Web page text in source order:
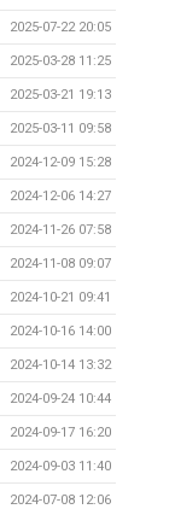
2025-07-22 20:05
2025-03-28 11:25
2025-03-21 19:13
2025-03-11 09:58
2024-12-09 15:28
2024-12-06 14:27
2024-11-26 07:58
2024-11-08 09:07
2024-10-21 09:41
2024-10-16 14:00
2024-10-14 13:32
2024-09-24 10:44
2024-09-17 16:20
2024-09-03 11:40
2024-07-08 12:06